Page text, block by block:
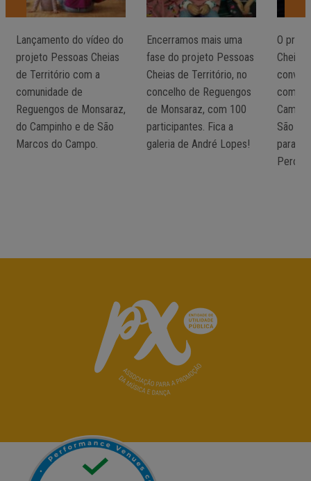
Lançamento do vídeo do
projeto Pessoas Cheias
de Território com a
comunidade de
Reguengos de Monsaraz,
do Campinho e de São
Marcos do Campo.
Encerramos mais uma
fase do projeto Pessoas
Cheias de Território, no
concelho de Reguengos
de Monsaraz, com 100
participantes. Fica a
galeria de André Lopes!
O
Cheias
São
para